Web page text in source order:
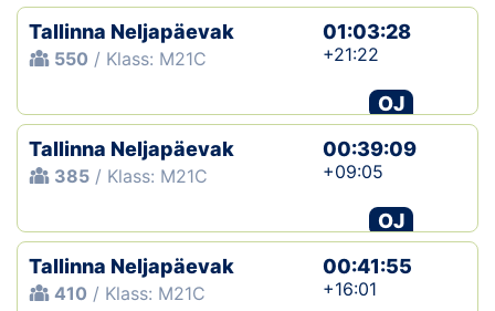
Tallinna Neljapäevak
550 / Klass: M21C
01:03:28
+21:22
OJ
Tallinna Neljapäevak
385 / Klass: M21C
00:39:09
+09:05
OJ
Tallinna Neljapäevak
410 / Klass: M21C
00:41:55
+16:01